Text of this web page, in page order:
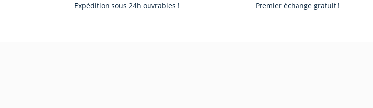
Expédition sous 24h ouvrables ! Premier échange gratuit !